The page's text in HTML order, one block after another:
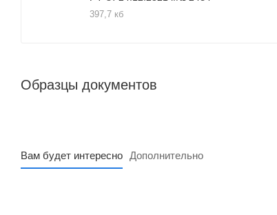
397,7 кб
Образцы документов
Вам будет интересно Дополнительно